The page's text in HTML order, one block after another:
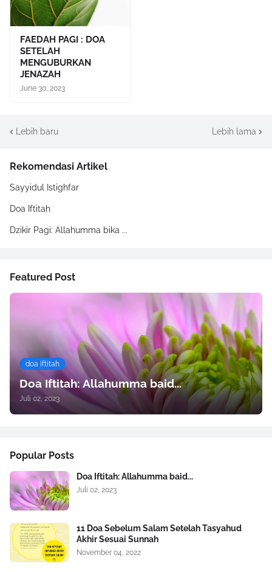
FAEDAH PAGI : DOA
SETELAH
MENGUBURKAN
JENAZAH
June 30, 2023
Lebih baru Lebih lama
Rekomendasi Artikel
Sayyidul Istighfar
Doa Iftitah
Dzikir Pagi: Allahumma bika ...
Featured Post
doa iftitah
Doa Iftitah: Allahumma baid...
Juli 02, 2023
Popular Posts
Doa Iftitah: Allahumma baid...
Juli 02, 2023
11 Doa Sebelum Salam Setelah Tasyahud
Akhir Sesuai Sunnah
November 04, 2022